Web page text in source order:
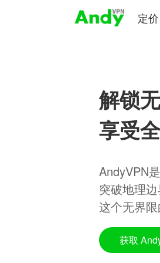
定价
解锁
享受
AndyVPN
突破地理
这个无界限
获取